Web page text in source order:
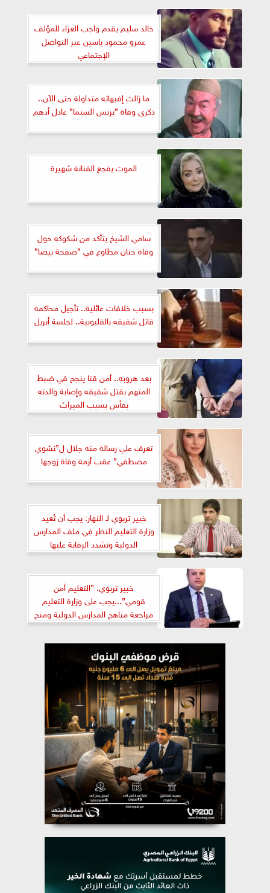
خالد سليم يقدم واجب العزاء للمؤلف
عمرو محمود ياسين عبر التواصل
الإجتماعي
ما زالت إفيهاته متداولة حتى الآن..
ذكرى وفاة ”برنس السنما” عادل أدهم
الموت يفجع الفنانة شهيرة
سامي الشيخ يتأكد من شكوكه حول
وفاة حنان مطاوع في ”صفحة بيضا”
بسبب خلافات عائلية.. تأجيل محاكمة
قاتل شقيقه بالقليوبية.. لجلسة أبريل
بعد هروبه.. أمن قنا ينجح في ضبط
المتهم بقتل شقيقه وإصابة والدته
بفأس بسبب الميراث
تعرف علي رسالة منه جلال ل”نشوي
مصطفي” عقب أزمة وفاة زوجها
خبير تربوي لـ النهار: يجب أن تُعيد
وزارة التعليم النظر في ملف المدارس
الدولية وتشدد الرقابة عليها
خبير تربوي: ”التعليم أمن
قومي”...يجب على وزارة التعليم
مراجعة مناهج المدارس الدولية ومنح
المعلمين رخصة مزاولة